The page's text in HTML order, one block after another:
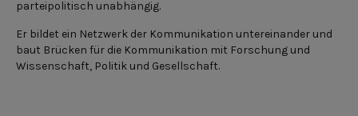
parteipolitisch unabhängig.
Er bildet ein Netzwerk der Kommunikation untereinander und
baut Brücken für die Kommunikation mit Forschung und
Wissenschaft, Politik und Gesellschaft.